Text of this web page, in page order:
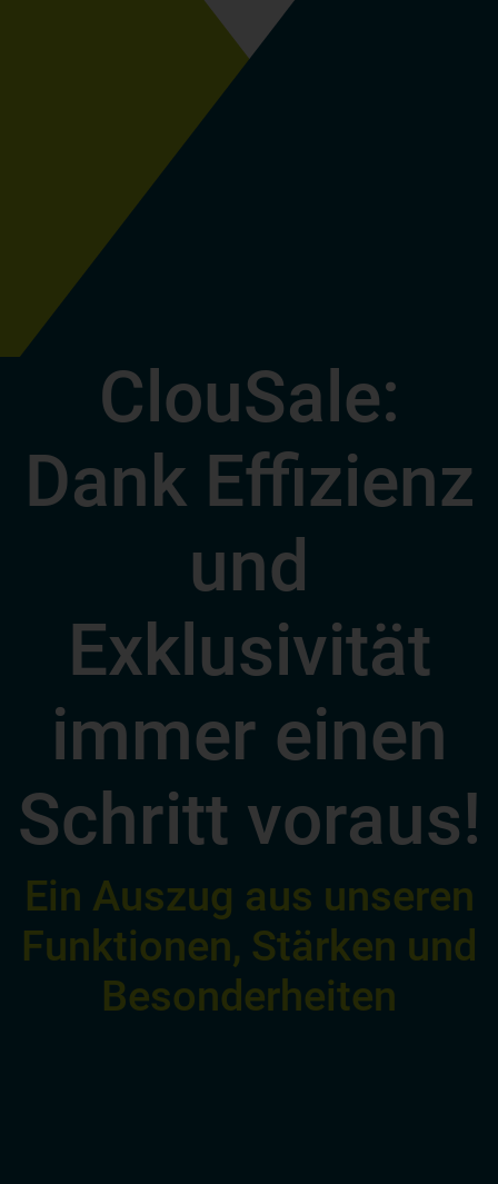
ClouSale:
Dank Effizienz
und
Exklusivität
immer einen
Schritt voraus!
Ein Auszug aus unseren
Funktionen, Stärken und
Besonderheiten